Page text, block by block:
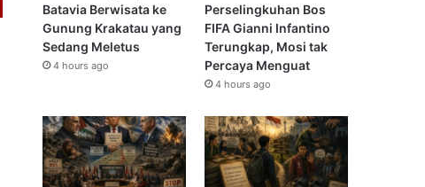
Batavia Berwisata ke
Gunung Krakatau yang
Sedang Meletus
4 hours ago
Perselingkuhan Bos
FIFA Gianni Infantino
Terungkap, Mosi tak
Percaya Menguat
4 hours ago